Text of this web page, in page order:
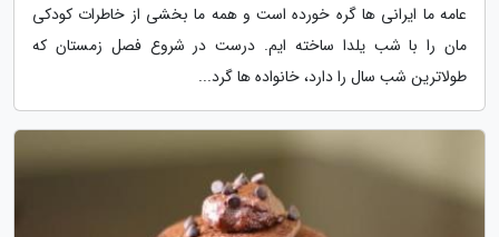
عامه ما ایرانی ها گره خورده است و همه ما بخشی از خاطرات کودکی
مان را با شب یلدا ساخته ایم. درست در شروع فصل زمستان که
طولاترین شب سال را دارد، خانواده ها گرد...